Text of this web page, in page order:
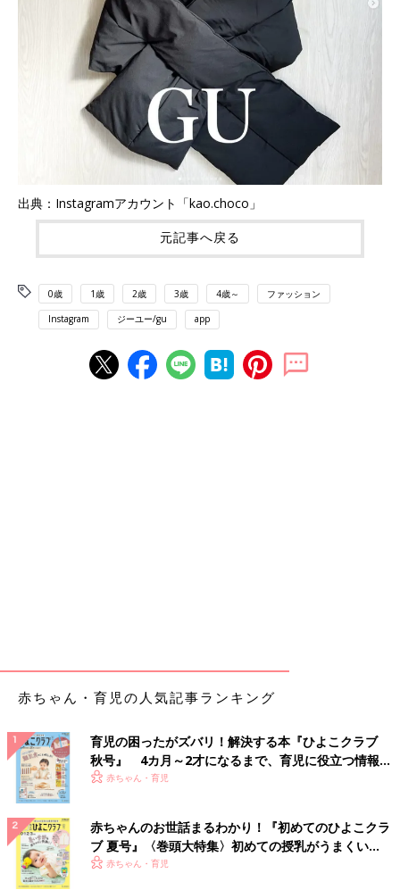
出典：Instagramアカウント「kao.choco」
元記事へ戻る
0歳 1歳 2歳 3歳 4歳～ ファッション
Instagram ジーユー/gu app
赤ちゃん・育児の人気記事ランキング
育児の困ったがズバリ！解決する本『ひよこクラブ
秋号』 4カ月～2才になるまで、育児に役立つ情報が
いっぱい！
赤ちゃん・育児
赤ちゃんのお世話まるわかり！『初めてのひよこクラ
ブ 夏号』〈巻頭大特集〉初めての授乳がうまくい
く！ おっぱい・ミルクの基本と夏のトラブル 解決テ
赤ちゃん・育児